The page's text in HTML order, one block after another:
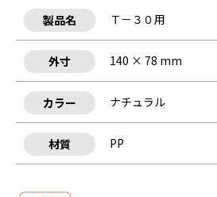
製品名 Ｔ－３０用
外寸 140 × 78 mm
カラー ナチュラル
材質 PP